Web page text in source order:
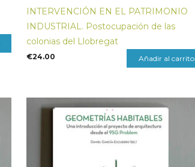
INTERVENCIÓN EN EL PATRIMONIO
INDUSTRIAL. Postocupación de las
colonias del Llobregat
€24.00 Añadir al carrito